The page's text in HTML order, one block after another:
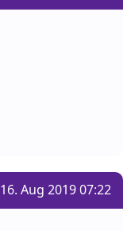
16. Aug 2019 07:22